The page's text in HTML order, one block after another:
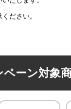
ださい。
ーン対象